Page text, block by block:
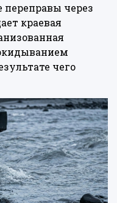
через
краевая
чего